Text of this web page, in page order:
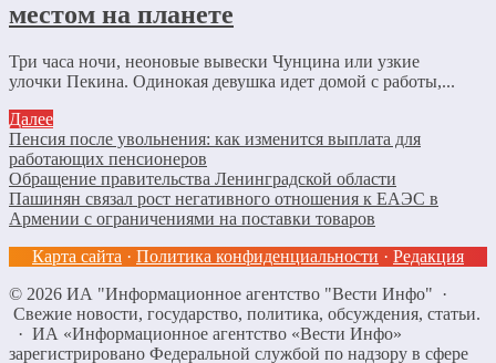
местом на планете
Три часа ночи, неоновые вывески Чунцина или узкие
улочки Пекина. Одинокая девушка идет домой с работы,...
Далее
Пенсия после увольнения: как изменится выплата для
работающих пенсионеров
Обращение правительства Ленинградской области
Пашинян связал рост негативного отношения к ЕАЭС в
Армении с ограничениями на поставки товаров
Карта сайта · Политика конфиденциальности · Редакция
© 2026 ИА "Информационное агентство "Вести Инфо" ·
Свежие новости, государство, политика, обсуждения, статьи.
· ИА «Информационное агентство «Вести Инфо»
зарегистрировано Федеральной службой по надзору в сфере